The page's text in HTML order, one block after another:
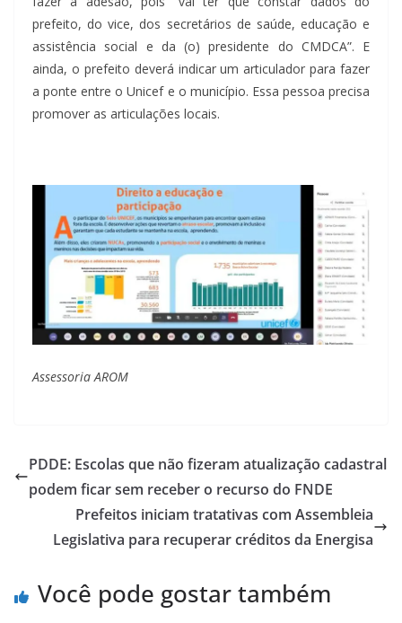
prefeito, do vice, dos secretários de saúde, educação e
assistência social e da (o) presidente do CMDCA”. E
ainda, o prefeito deverá indicar um articulador para fazer
a ponte entre o Unicef e o município. Essa pessoa precisa
promover as articulações locais.
Assessoria AROM
PDDE: Escolas que não fizeram atualização cadastral
podem ficar sem receber o recurso do FNDE
Prefeitos iniciam tratativas com Assembleia
Legislativa para recuperar créditos da Energisa
Você pode gostar também